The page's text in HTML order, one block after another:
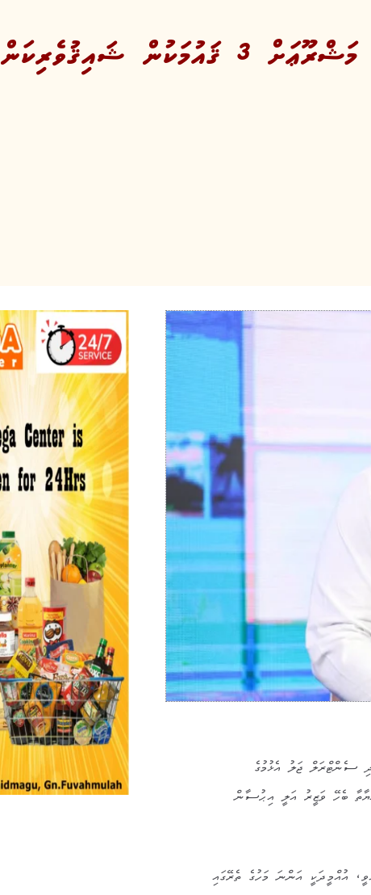
ހޯޕް އައިލެންޑާއި ސެންޓްރަލް ޖަލު އެޅުމުގެ މަޝްރޫޢަށް 3 ޤައުމަކުން ޝައިޤުވެރިކަން
އައިލެންޑް އަދި ސެންޓްރަލް ޖަލު އެޅުމުގެ
ބެހޭ ވަޒީރު އަލީ އިޙުސާން
އުއްމީދަކީ އަންނަ މަހުގެ ތެރޭގައި